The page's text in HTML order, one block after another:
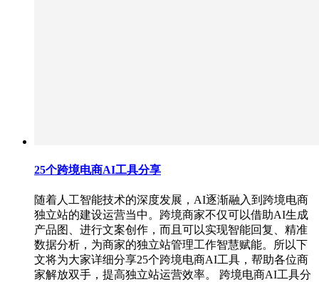
25个跨境电商AI工具分享
随着人工智能技术的深度发展，AI逐渐融入到跨境电商
独立站的建设运营当中。跨境商家不仅可以借助AI生成
产品图、进行文案创作，而且可以实现智能回复、精准
数据分析，为商家的独立站管理工作智慧赋能。所以下
文将为大家详细分享25个跨境电商AI工具，帮助各位商
家解放双手，提高独立站运营效率。 跨境电商AI工具分